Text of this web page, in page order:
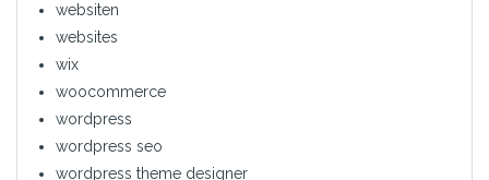
websiten
websites
wix
woocommerce
wordpress
wordpress seo
wordpress theme designer